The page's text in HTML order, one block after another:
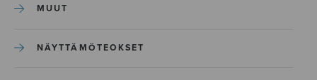
MUUT
NÄYTTÄMÖTEOKSET